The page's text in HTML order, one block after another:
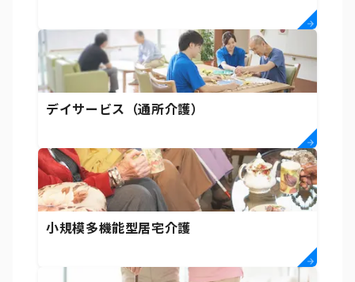
デイサービス（通所介護）
小規模多機能型居宅介護